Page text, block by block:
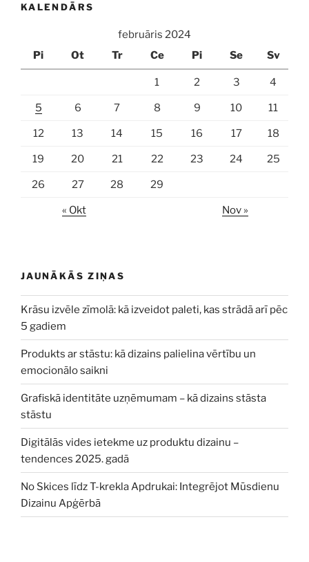
KALENDĀRS
februāris 2024
Pi
Ot Tr Ce Pi Se Sv
1 2 3 4
5 6 7 8 9 10 11
12 13 14 15 16 17 18
19 20 21 22 23 24 25
26 27 28 29
« Okt Nov »
JAUNĀKĀS ZIŅAS
Krāsu izvēle zīmolā: kā izveidot paleti, kas strādā arī pēc
5 gadiem
Produkts ar stāstu: kā dizains palielina vērtību un
emocionālo saikni
Grafiskā identitāte uzņēmumam – kā dizains stāsta
stāstu
Digitālās vides ietekme uz produktu dizainu –
tendences 2025. gadā
No Skices līdz T-krekla Apdrukai: Integrējot Mūsdienu
Dizainu Apģērbā